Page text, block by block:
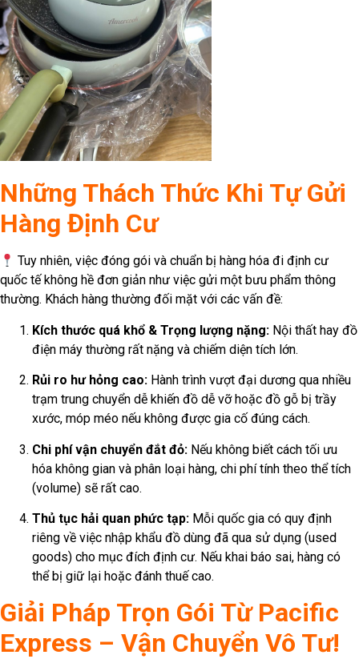
Những Thách Thức Khi Tự Gửi
Hàng Định Cư
Tuy nhiên, việc đóng gói và chuẩn bị hàng hóa đi định cư
quốc tế không hề đơn giản như việc gửi một bưu phẩm thông
thường. Khách hàng thường đối mặt với các vấn đề:
Kích thước quá khổ & Trọng lượng nặng: Nội thất hay đồ
điện máy thường rất nặng và chiếm diện tích lớn.
Rủi ro hư hỏng cao: Hành trình vượt đại dương qua nhiều
trạm trung chuyển dễ khiến đồ dễ vỡ hoặc đồ gỗ bị trầy
xước, móp méo nếu không được gia cố đúng cách.
Chi phí vận chuyển đắt đỏ: Nếu không biết cách tối ưu
hóa không gian và phân loại hàng, chi phí tính theo thể tích
(volume) sẽ rất cao.
Thủ tục hải quan phức tạp: Mỗi quốc gia có quy định
riêng về việc nhập khẩu đồ dùng đã qua sử dụng (used
goods) cho mục đích định cư. Nếu khai báo sai, hàng có
thể bị giữ lại hoặc đánh thuế cao.
Giải Pháp Trọn Gói Từ Pacific
Express – Vận Chuyển Vô Tư!